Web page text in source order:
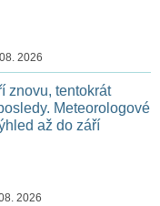
2026
znovu, tentokrát
Meteorologové
až do září
2026